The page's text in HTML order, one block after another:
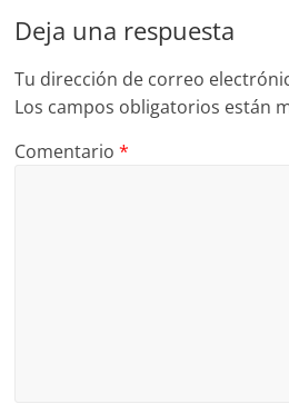
Deja una respuesta
Tu dirección de correo
Los campos obligatorios están
Comentario*